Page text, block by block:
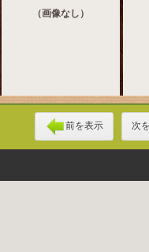
（画像なし）
前を表示 次